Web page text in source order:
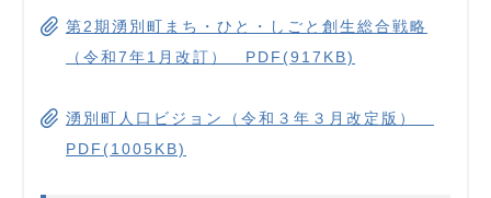
第2期湧別町まち・ひと・しごと創生総合戦略
（令和7年1月改訂） PDF(917KB)
湧別町人口ビジョン（令和３年３月改定版）
PDF(1005KB)